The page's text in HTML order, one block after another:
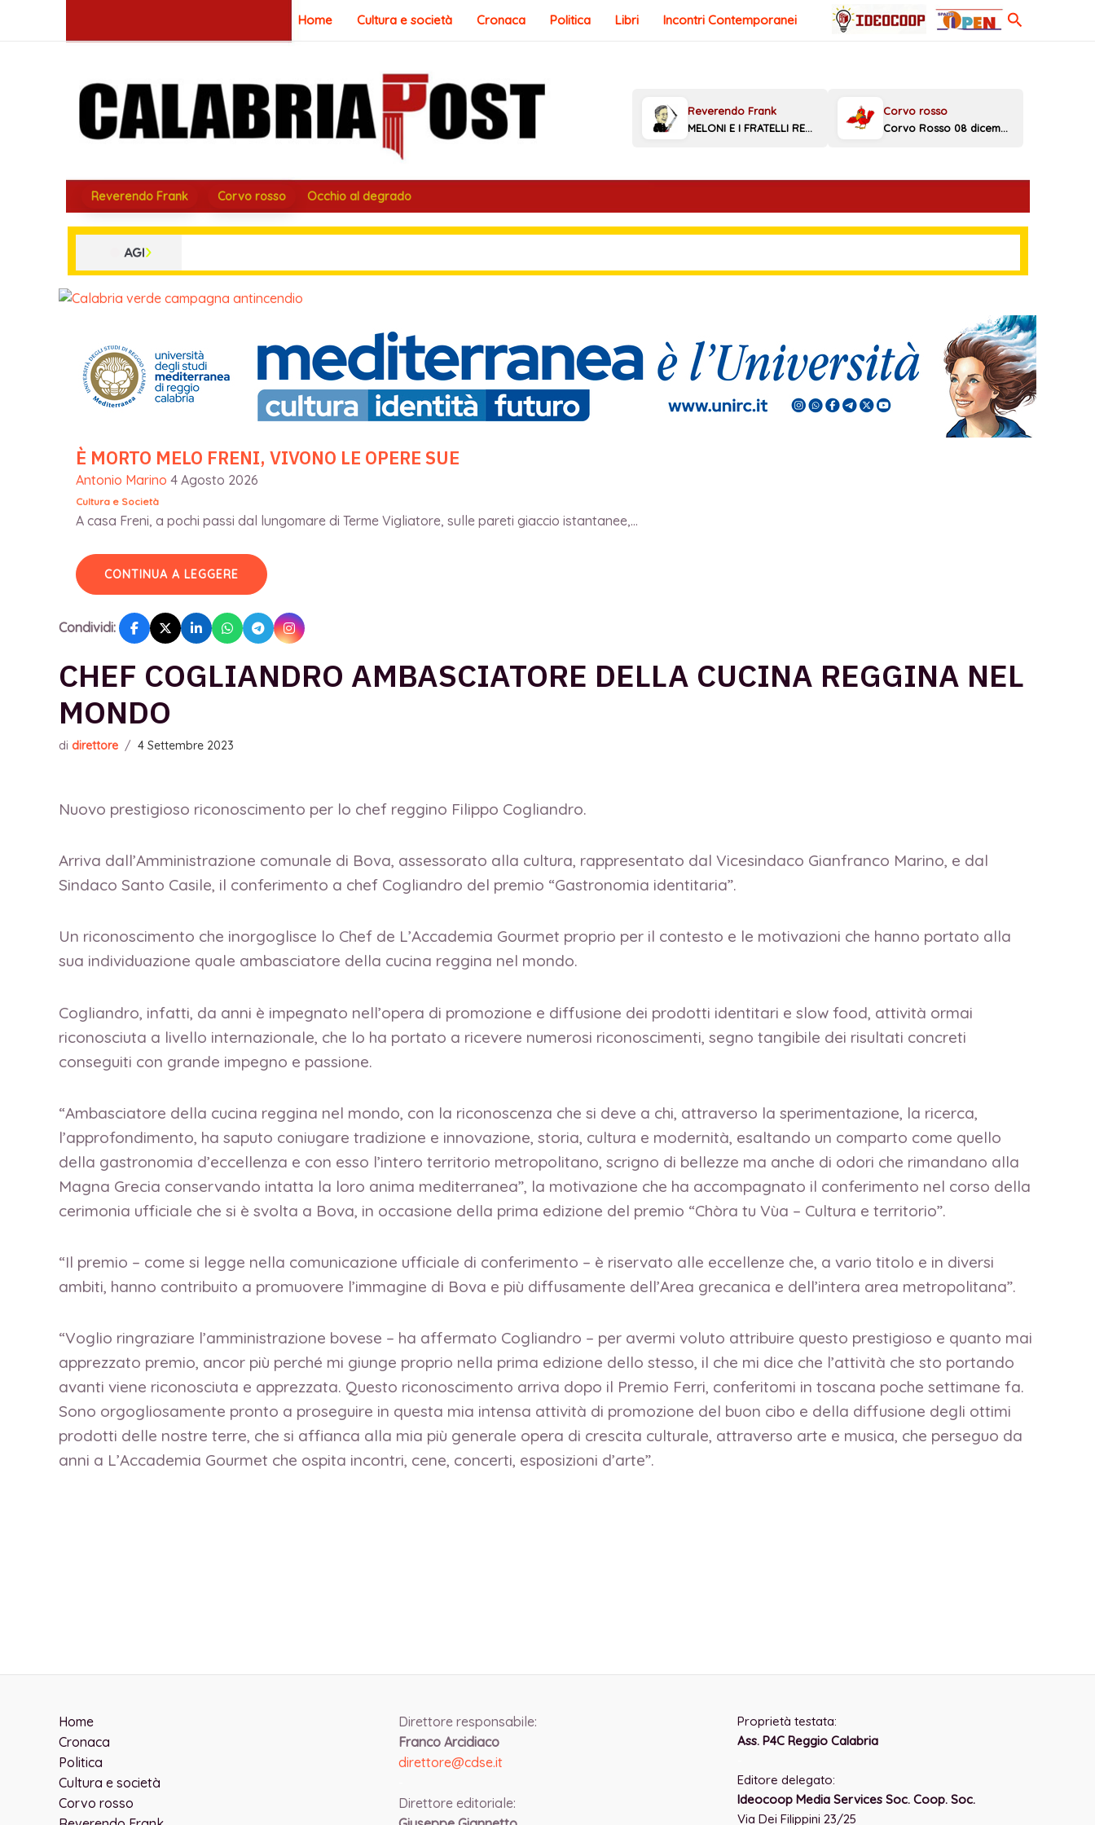
Home Cultura e società Cronaca Politica Libri Incontri Contemporanei Cerca
Reverendo Frank Corvo rosso Occhio al degrado
MELONI E I FRATELLI REGGINI Corvo Rosso 08 dicembre 2025
È MORTO MELO FRENI, VIVONO LE OPERE SUE
Antonio Marino 4 Agosto 2026
Cultura e Società
A casa Freni, a pochi passi dal lungomare di Terme Vigliatore, sulle pareti giaccio istantanee,...
CONTINUA A LEGGERE
Condividi:
CHEF COGLIANDRO AMBASCIATORE DELLA CUCINA REGGINA NEL
MONDO
di direttore / 4 Settembre 2023
Nuovo prestigioso riconoscimento per lo chef reggino Filippo Cogliandro.
Arriva dall’Amministrazione comunale di Bova, assessorato alla cultura, rappresentato dal Vicesindaco Gianfranco Marino, e dal
Sindaco Santo Casile, il conferimento a chef Cogliandro del premio “Gastronomia identitaria”.
Un riconoscimento che inorgoglisce lo Chef de L’Accademia Gourmet proprio per il contesto e le motivazioni che hanno portato alla
sua individuazione quale ambasciatore della cucina reggina nel mondo.
Cogliandro, infatti, da anni è impegnato nell’opera di promozione e diffusione dei prodotti identitari e slow food, attività ormai
riconosciuta a livello internazionale, che lo ha portato a ricevere numerosi riconoscimenti, segno tangibile dei risultati concreti
conseguiti con grande impegno e passione.
“Ambasciatore della cucina reggina nel mondo, con la riconoscenza che si deve a chi, attraverso la sperimentazione, la ricerca,
l’approfondimento, ha saputo coniugare tradizione e innovazione, storia, cultura e modernità, esaltando un comparto come quello
della gastronomia d’eccellenza e con esso l’intero territorio metropolitano, scrigno di bellezze ma anche di odori che rimandano alla
Magna Grecia conservando intatta la loro anima mediterranea”, la motivazione che ha accompagnato il conferimento nel corso della
cerimonia ufficiale che si è svolta a Bova, in occasione della prima edizione del premio “Chòra tu Vùa – Cultura e territorio”.
“Il premio – come si legge nella comunicazione ufficiale di conferimento – è riservato alle eccellenze che, a vario titolo e in diversi
ambiti, hanno contribuito a promuovere l’immagine di Bova e più diffusamente dell’Area grecanica e dell’intera area metropolitana”.
“Voglio ringraziare l’amministrazione bovese – ha affermato Cogliandro – per avermi voluto attribuire questo prestigioso e quanto mai
apprezzato premio, ancor più perché mi giunge proprio nella prima edizione dello stesso, il che mi dice che l’attività che sto portando
avanti viene riconosciuta e apprezzata. Questo riconoscimento arriva dopo il Premio Ferri, conferitomi in toscana poche settimane fa.
Sono orgogliosamente pronto a proseguire in questa mia intensa attività di promozione del buon cibo e della diffusione degli ottimi
prodotti delle nostre terre, che si affianca alla mia più generale opera di crescita culturale, attraverso arte e musica, che perseguo da
anni a L’Accademia Gourmet che ospita incontri, cene, concerti, esposizioni d’arte”.
Home
Cronaca
Politica
Cultura e società
Corvo rosso
Direttore responsabile:
Franco Arcidiaco
direttore@cdse.it
Direttore editoriale:
Proprietà testata:
Ass. P4C Reggio Calabria
Editore delegato:
Ideocoop Media Services Soc. Coop. Soc.
Via Dei Filippini 23/25